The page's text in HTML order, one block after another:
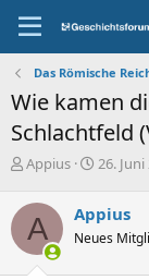
Das Römische
Wie kamen
Schlachtfeld
E
s
e
l
Appius
E
t
e
26. Juni
A Appius
Neues